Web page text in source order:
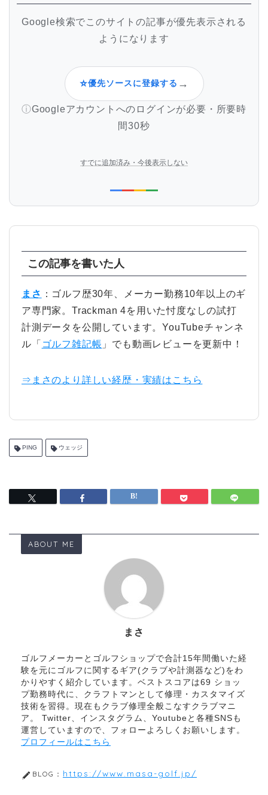
Google検索でこのサイトの記事が優先表示される
ようになります
⭐優先ソースに登録する →
Googleアカウントへのログインが必要・所要時
間30秒
すでに追加済み・今後表示しない
この記事を書いた人
まさ ：ゴルフ歴30年、メーカー勤務10年以上のギ
ア専門家。Trackman 4を用いた忖度なしの試打
計測データを公開しています。YouTubeチャンネ
ル「 ゴルフ雑記帳 」でも動画レビューを更新中！
⇒まさのより詳しい経歴・実績はこちら
PING ウェッジ
ABOUT ME
まさ
ゴルフメーカーとゴルフショップで合計15年間働いた経
験を元にゴルフに関するギア(クラブや計測器など)をわ
かりやすく紹介しています。ベストスコアは69 ショッ
プ勤務時代に、クラフトマンとして修理・カスタマイズ
技術を習得。現在もクラブ修理全般こなすクラブマニ
ア。 Twitter、インスタグラム、Youtubeと各種SNSも
運営していますので、フォローよろしくお願いします。
プロフィールはこちら
BLOG： https://www.masa-golf.jp/